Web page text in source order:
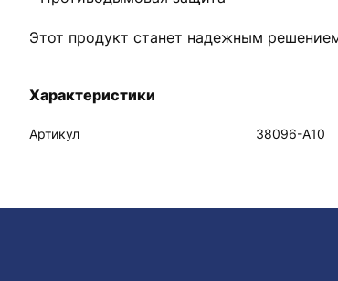
Этот продукт станет надежным
Характеристики
Артикул 38096-A10